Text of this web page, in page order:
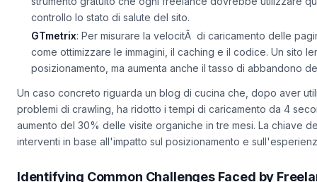
strumento gratuito che ogni freelance dovrebbe utilizzare
controllo lo stato di salute del sito.
GTmetrix: Per misurare la velocitÃ di caricamento delle
come ottimizzare le immagini, il caching e il codice. Un sito
Un caso concreto riguarda un blog di cucina che, dopo aver
problemi di crawling, ha ridotto i tempi di caricamento da 4
aumento del 30% delle visite organiche in tre mesi. La chiave